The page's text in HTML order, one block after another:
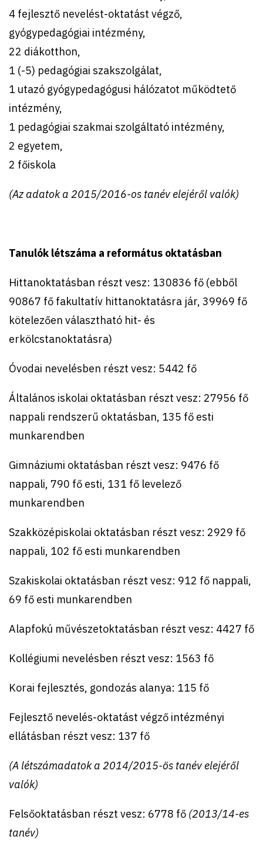
4 fejlesztő nevelést-oktatást végző,
gyógypedagógiai intézmény,
22 diákotthon,
1 (-5) pedagógiai szakszolgálat,
1 utazó gyógypedagógusi hálózatot működtető
intézmény,
1 pedagógiai szakmai szolgáltató intézmény,
2 egyetem,
2 főiskola
(Az adatok a 2015/2016-os tanév elejéről valók)
Tanulók létszáma a református oktatásban
Hittanoktatásban részt vesz: 130836 fő (ebből
90867 fő fakultatív hittanoktatásra jár, 39969 fő
kötelezően választható hit- és
erkölcstanoktatásra)
Óvodai nevelésben részt vesz: 5442 fő
Általános iskolai oktatásban részt vesz: 27956 fő
nappali rendszerű oktatásban, 135 fő esti
munkarendben
Gimnáziumi oktatásban részt vesz: 9476 fő
nappali, 790 fő esti, 131 fő levelező
munkarendben
Szakközépiskolai oktatásban részt vesz: 2929 fő
nappali, 102 fő esti munkarendben
Szakiskolai oktatásban részt vesz: 912 fő nappali,
69 fő esti munkarendben
Alapfokú művészetoktatásban részt vesz: 4427 fő
Kollégiumi nevelésben részt vesz: 1563 fő
Korai fejlesztés, gondozás alanya: 115 fő
Fejlesztő nevelés-oktatást végző intézményi
ellátásban részt vesz: 137 fő
(A létszámadatok a 2014/2015-ös tanév elejéről
valók)
Felsőoktatásban részt vesz: 6778 fő (2013/14-es
tanév)